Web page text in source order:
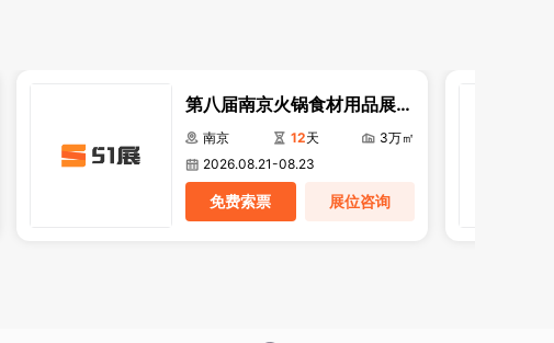
第八届南京火锅食材用品展览
会 南京 12天
3万㎡
2026.08.21-08.23
免费索票 展位咨询